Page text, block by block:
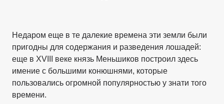
Недаром еще в те далекие времена эти земли были
пригодны для содержания и разведения лошадей:
еще в XVIII веке князь Меньшиков построил здесь
имение с большими конюшнями, которые
пользовались огромной популярностью у знати того
времени.